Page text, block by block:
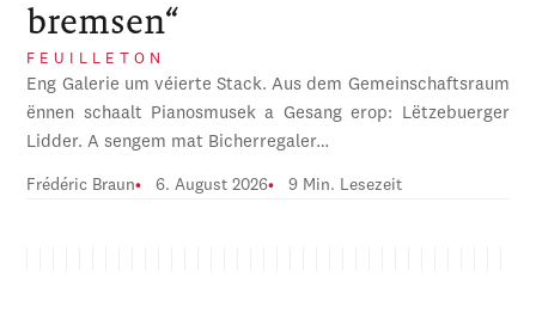
bremsen“
FEUILLETON
Eng Galerie um véierte Stack. Aus dem Gemeinschaftsraum
ënnen schaalt Pianosmusek a Gesang erop: Lëtzebuerger
Lidder. A sengem mat Bicherregaler…
Frédéric Braun 6. August 2026 9 Min. Lesezeit